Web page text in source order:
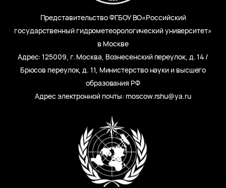
Представительство ФГБОУ ВО«Российский
государственный гидрометеорологический университет»
в Москве
Адрес: 125009, г. Москва, Вознесенский переулок, д. 14 /
Брюсов переулок, д. 11, Министерство науки и высшего
образования РФ
Адрес электронной почты: moscow.rshu@ya.ru